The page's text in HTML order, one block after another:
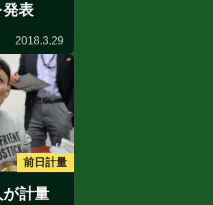
発表
2018.3.29
前日計量
が計量